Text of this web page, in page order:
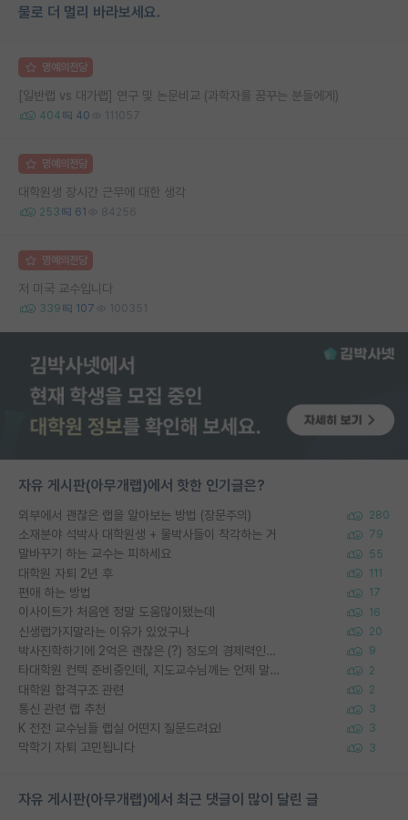
물로 더 멀리 바라보세요.
명예의전당
[일반랩 vs 대가랩] 연구 및 논문비교 (과학자를 꿈꾸는 분들에게)
404 40 111057
명예의전당
대학원생 장시간 근무에 대한 생각
253 61 84256
명예의전당
저 미국 교수입니다
339 107 100351
자유 게시판(아무개랩)에서 핫한 인기글은?
외부에서 괜찮은 랩을 알아보는 방법 (장문주의) 280
소재분야 석박사 대학원생 + 물박사들이 착각하는 거 79
말바꾸기 하는 교수는 피하세요 55
대학원 자퇴 2년 후 111
편애 하는 방법 17
이사이트가 처음엔 정말 도움많이됐는데 16
신생랩가지말라는 이유가 있었구나 20
박사진학하기에 2억은 괜찮은 (?) 정도의 경제력인가요 9
타대학원 컨텍 준비중인데, 지도교수님께는 언제 말씀드려야 할까요? 2
대학원 합격구조 관련 2
통신 관련 랩 추천 3
K 전전 교수님들 랩실 어떤지 질문드려요! 3
막학기 자퇴 고민됩니다 3
자유 게시판(아무개랩)에서 최근 댓글이 많이 달린 글